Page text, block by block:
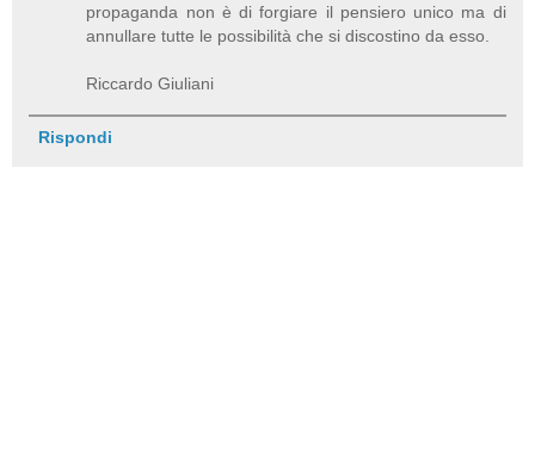
propaganda non è di forgiare il pensiero unico ma di
annullare tutte le possibilità che si discostino da esso.
Riccardo Giuliani
Rispondi